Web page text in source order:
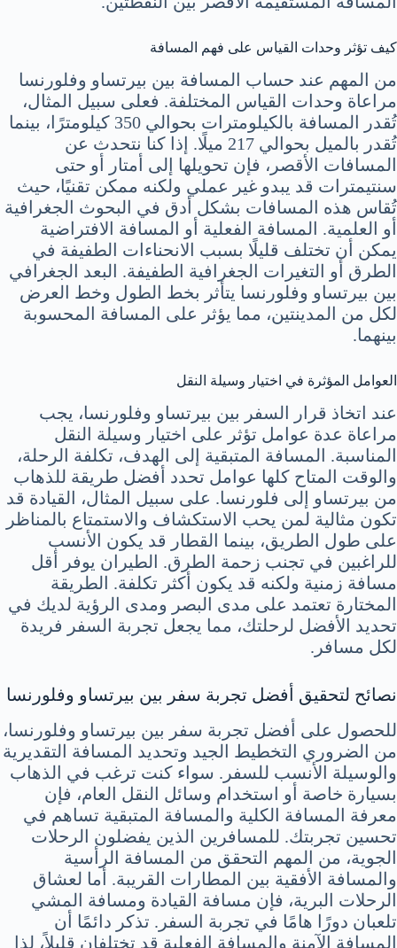
كيف تؤثر وحدات القياس على فهم المسافة
من المهم عند حساب المسافة بين بيرتساو وفلورنسا
مراعاة وحدات القياس المختلفة. فعلى سبيل المثال،
تُقدر المسافة بالكيلومترات بحوالي 350 كيلومترًا، بينما
تُقدر بالميل بحوالي 217 ميلًا. إذا كنا نتحدث عن
المسافات الأقصر، فإن تحويلها إلى أمتار أو حتى
سنتيمترات قد يبدو غير عملي ولكنه ممكن تقنيًا، حيث
تُقاس هذه المسافات بشكل أدق في البحوث الجغرافية
أو العلمية. المسافة الفعلية أو المسافة الافتراضية
يمكن أن تختلف قليلًا بسبب الانحناءات الطفيفة في
الطرق أو التغيرات الجغرافية الطفيفة. البعد الجغرافي
بين بيرتساو وفلورنسا يتأثر بخط الطول وخط العرض
لكل من المدينتين، مما يؤثر على المسافة المحسوبة
بينهما.
العوامل المؤثرة في اختيار وسيلة النقل
عند اتخاذ قرار السفر بين بيرتساو وفلورنسا، يجب
مراعاة عدة عوامل تؤثر على اختيار وسيلة النقل
المناسبة. المسافة المتبقية إلى الهدف، تكلفة الرحلة،
والوقت المتاح كلها عوامل تحدد أفضل طريقة للذهاب
من بيرتساو إلى فلورنسا. على سبيل المثال، القيادة قد
تكون مثالية لمن يحب الاستكشاف والاستمتاع بالمناظر
على طول الطريق، بينما القطار قد يكون الأنسب
للراغبين في تجنب زحمة الطرق. الطيران يوفر أقل
مسافة زمنية ولكنه قد يكون أكثر تكلفة. الطريقة
المختارة تعتمد على مدى البصر ومدى الرؤية لديك في
تحديد الأفضل لرحلتك، مما يجعل تجربة السفر فريدة
لكل مسافر.
نصائح لتحقيق أفضل تجربة سفر بين بيرتساو وفلورنسا
للحصول على أفضل تجربة سفر بين بيرتساو وفلورنسا،
من الضروري التخطيط الجيد وتحديد المسافة التقديرية
والوسيلة الأنسب للسفر. سواء كنت ترغب في الذهاب
بسيارة خاصة أو استخدام وسائل النقل العام، فإن
معرفة المسافة الكلية والمسافة المتبقية تساهم في
تحسين تجربتك. للمسافرين الذين يفضلون الرحلات
الجوية، من المهم التحقق من المسافة الرأسية
والمسافة الأفقية بين المطارات القريبة. أما لعشاق
الرحلات البرية، فإن مسافة القيادة ومسافة المشي
تلعبان دورًا هامًا في تجربة السفر. تذكر دائمًا أن
المسافة الآمنة والمسافة الفعلية قد تختلفان قليلاً، لذا